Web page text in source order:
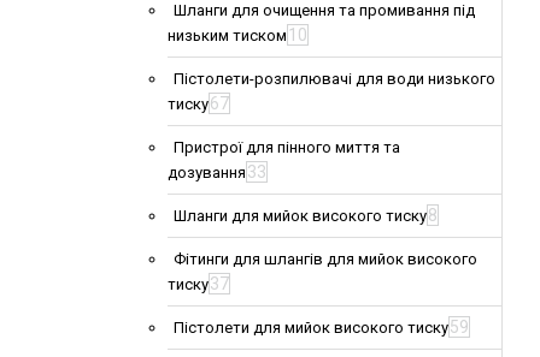
Шланги для очищення та промивання під
низьким тиском 10
Пістолети-розпилювачі для води низького
тиску67
Пристрої для пінного миття та
дозування 33
Шланги для мийок високого тиску8
Фітинги для шлангів для мийок високого
тиску37
Пістолети для мийок високого тиску59